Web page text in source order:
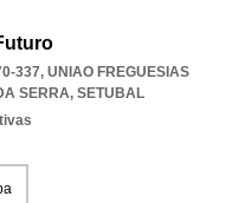
337, UNIAO FREGUESIAS
SERRA, SETUBAL